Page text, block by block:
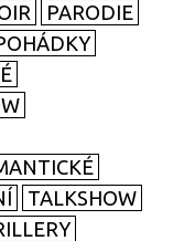
PARODIE
TALKSHOW